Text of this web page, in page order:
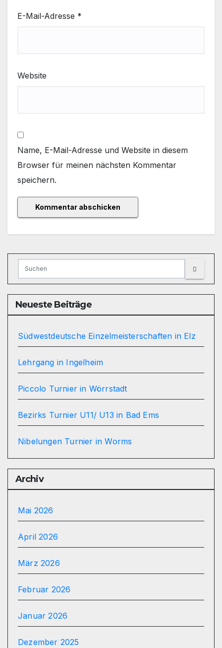
E-Mail-Adresse *
Website
Name, E-Mail-Adresse und Website in diesem
Browser für meinen nächsten Kommentar
speichern.
Neueste Beiträge
Südwestdeutsche Einzelmeisterschaften in Elz
Lehrgang in Ingelheim
Piccolo Turnier in Wörrstadt
Bezirks Turnier U11/ U13 in Bad Ems
Nibelungen Turnier in Worms
Archiv
Mai 2026
April 2026
März 2026
Februar 2026
Januar 2026
Dezember 2025